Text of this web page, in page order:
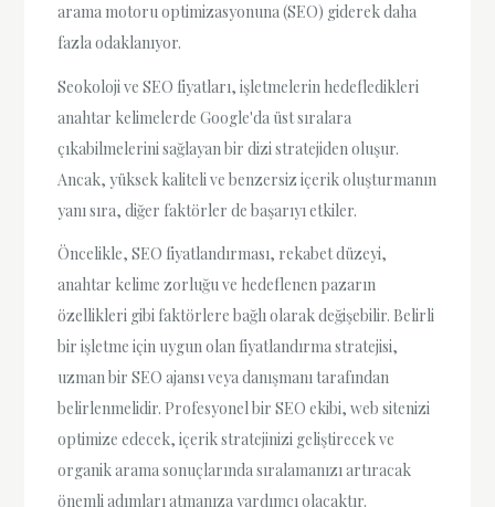
arama motoru optimizasyonuna (SEO) giderek daha
fazla odaklanıyor.
Seokoloji ve SEO fiyatları, işletmelerin hedefledikleri
anahtar kelimelerde Google'da üst sıralara
çıkabilmelerini sağlayan bir dizi stratejiden oluşur.
Ancak, yüksek kaliteli ve benzersiz içerik oluşturmanın
yanı sıra, diğer faktörler de başarıyı etkiler.
Öncelikle, SEO fiyatlandırması, rekabet düzeyi,
anahtar kelime zorluğu ve hedeflenen pazarın
özellikleri gibi faktörlere bağlı olarak değişebilir. Belirli
bir işletme için uygun olan fiyatlandırma stratejisi,
uzman bir SEO ajansı veya danışmanı tarafından
belirlenmelidir. Profesyonel bir SEO ekibi, web sitenizi
optimize edecek, içerik stratejinizi geliştirecek ve
organik arama sonuçlarında sıralamanızı artıracak
önemli adımları atmanıza yardımcı olacaktır.